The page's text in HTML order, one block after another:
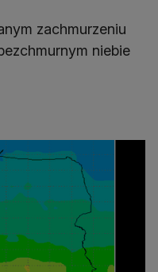
zachmurzeniu
niebie